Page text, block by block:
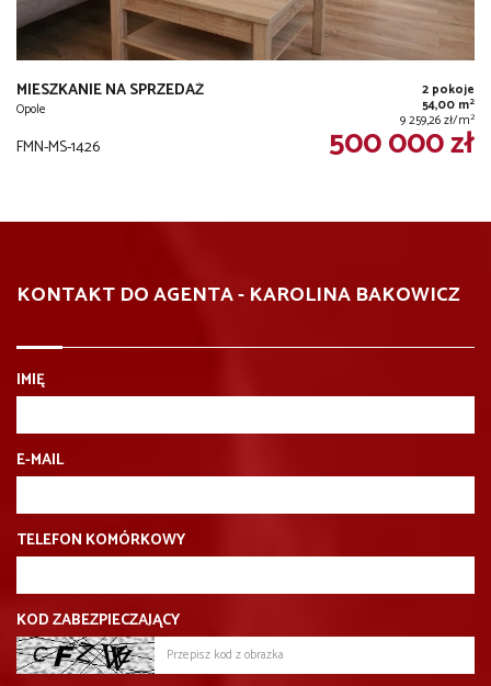
MIESZKANIE NA SPRZEDAŻ
Opole
2 pokoje
54,00 m2
9 259,26 zł/m2
FMN-MS-1426 500 000 zł
KONTAKT DO AGENTA - KAROLINA BAKOWICZ
IMIĘ
E-MAIL
TELEFON KOMÓRKOWY
KOD ZABEZPIECZAJĄCY